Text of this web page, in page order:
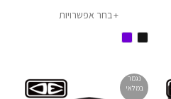
בחר אפשרויות
נגמר
במלאי